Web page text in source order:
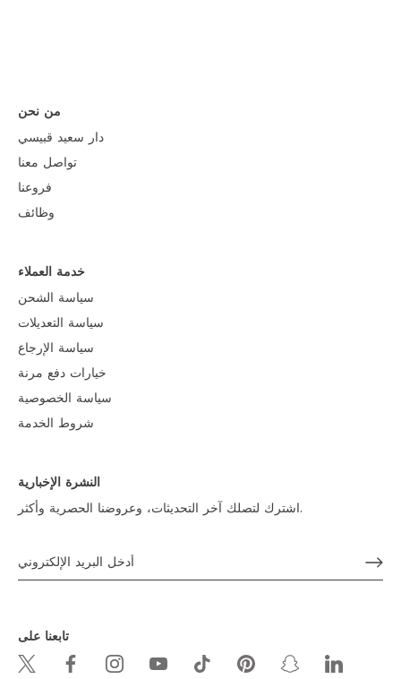
من نحن
دار سعيد قبيسي
تواصل معنا
فروعنا
وظائف
خدمة العملاء
سياسة الشحن
سياسة التعديلات
سياسة الإرجاع
خيارات دفع مرنة
سياسة الخصوصية
شروط الخدمة
النشرة الإخبارية
اشترك لتصلك آخر التحديثات، وعروضنا الحصرية وأكثر.
تابعنا على